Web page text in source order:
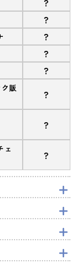
?
?
?
?
販
?
?
ェ
?